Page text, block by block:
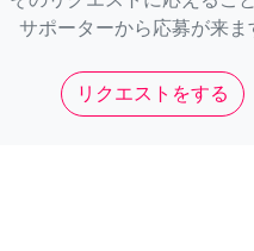
サポーターから応募が来ま
リクエストをする